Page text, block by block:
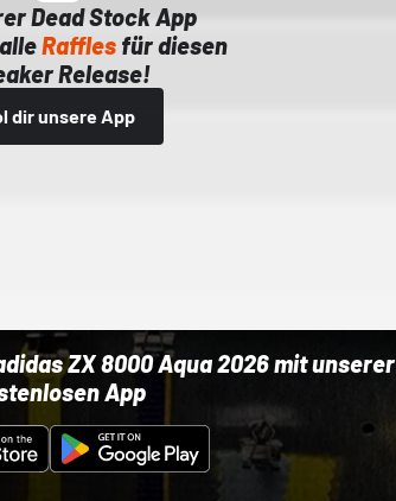
Dead Stock App
Raffles für diesen
Release!
dir unsere App
ZX 8000 Aqua 2026 mit unserer
App